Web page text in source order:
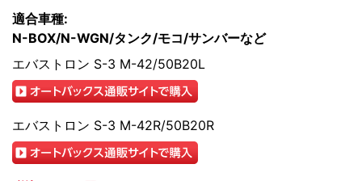
適合車種:
N-BOX/N-WGN/タンク/モコ/サンバーなど
エバストロン S-3 M-42/50B20L
エバストロン S-3 M-42R/50B20R